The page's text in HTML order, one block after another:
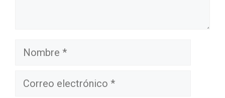
Nombre
Correo